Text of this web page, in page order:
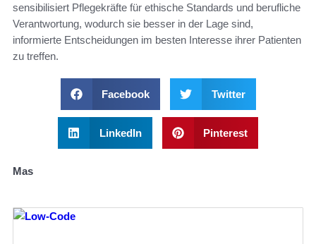
sensibilisiert Pflegekräfte für ethische Standards und berufliche
Verantwortung, wodurch sie besser in der Lage sind,
informierte Entscheidungen im besten Interesse ihrer Patienten
zu treffen.
Facebook Twitter
LinkedIn Pinterest
Mas